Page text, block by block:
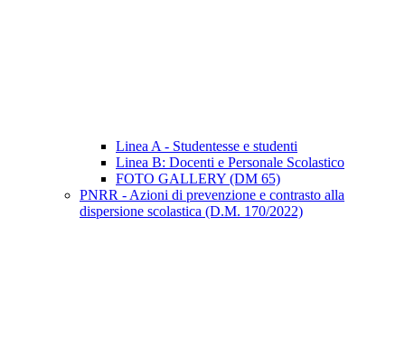
Linea A - Studentesse e studenti
Linea B: Docenti e Personale Scolastico
FOTO GALLERY (DM 65)
PNRR - Azioni di prevenzione e contrasto alla
dispersione scolastica (D.M. 170/2022)